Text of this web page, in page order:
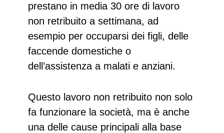
prestano in media 30 ore di lavoro
non retribuito a settimana, ad
esempio per occuparsi dei figli, delle
faccende domestiche o
dell’assistenza a malati e anziani.
Questo lavoro non retribuito non solo
fa funzionare la società, ma è anche
una delle cause principali alla base